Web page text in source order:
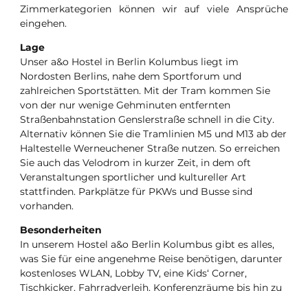
Zimmerkategorien können wir auf viele Ansprüche
eingehen.
Lage
Unser a&o Hostel in Berlin Kolumbus liegt im
Nordosten Berlins, nahe dem Sportforum und
zahlreichen Sportstätten. Mit der Tram kommen Sie
von der nur wenige Gehminuten entfernten
Straßenbahnstation Genslerstraße schnell in die City.
Alternativ können Sie die Tramlinien M5 und M13 ab der
Haltestelle Werneuchener Straße nutzen. So erreichen
Sie auch das Velodrom in kurzer Zeit, in dem oft
Veranstaltungen sportlicher und kultureller Art
stattfinden. Parkplätze für PKWs und Busse sind
vorhanden.
Besonderheiten
In unserem Hostel a&o Berlin Kolumbus gibt es alles,
was Sie für eine angenehme Reise benötigen, darunter
kostenloses WLAN, Lobby TV, eine Kids‘ Corner,
Tischkicker, Fahrradverleih, Konferenzräume bis hin zu